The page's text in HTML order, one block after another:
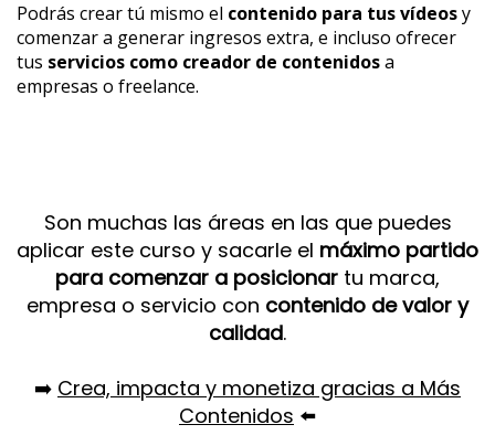
Podrás crear tú mismo el contenido para tus vídeosy
comenzar a generar ingresos extra, e incluso ofrecer
tus servicios como creador de contenidosa
empresas o freelance.
Son muchas las áreas en las que puedes
aplicar este curso y sacarle el máximo partido
para comenzar a posicionar tu marca,
empresa o servicio con contenido de valor y
calidad.
➡️ Crea, impacta y monetiza gracias a Más
Contenidos ⬅️